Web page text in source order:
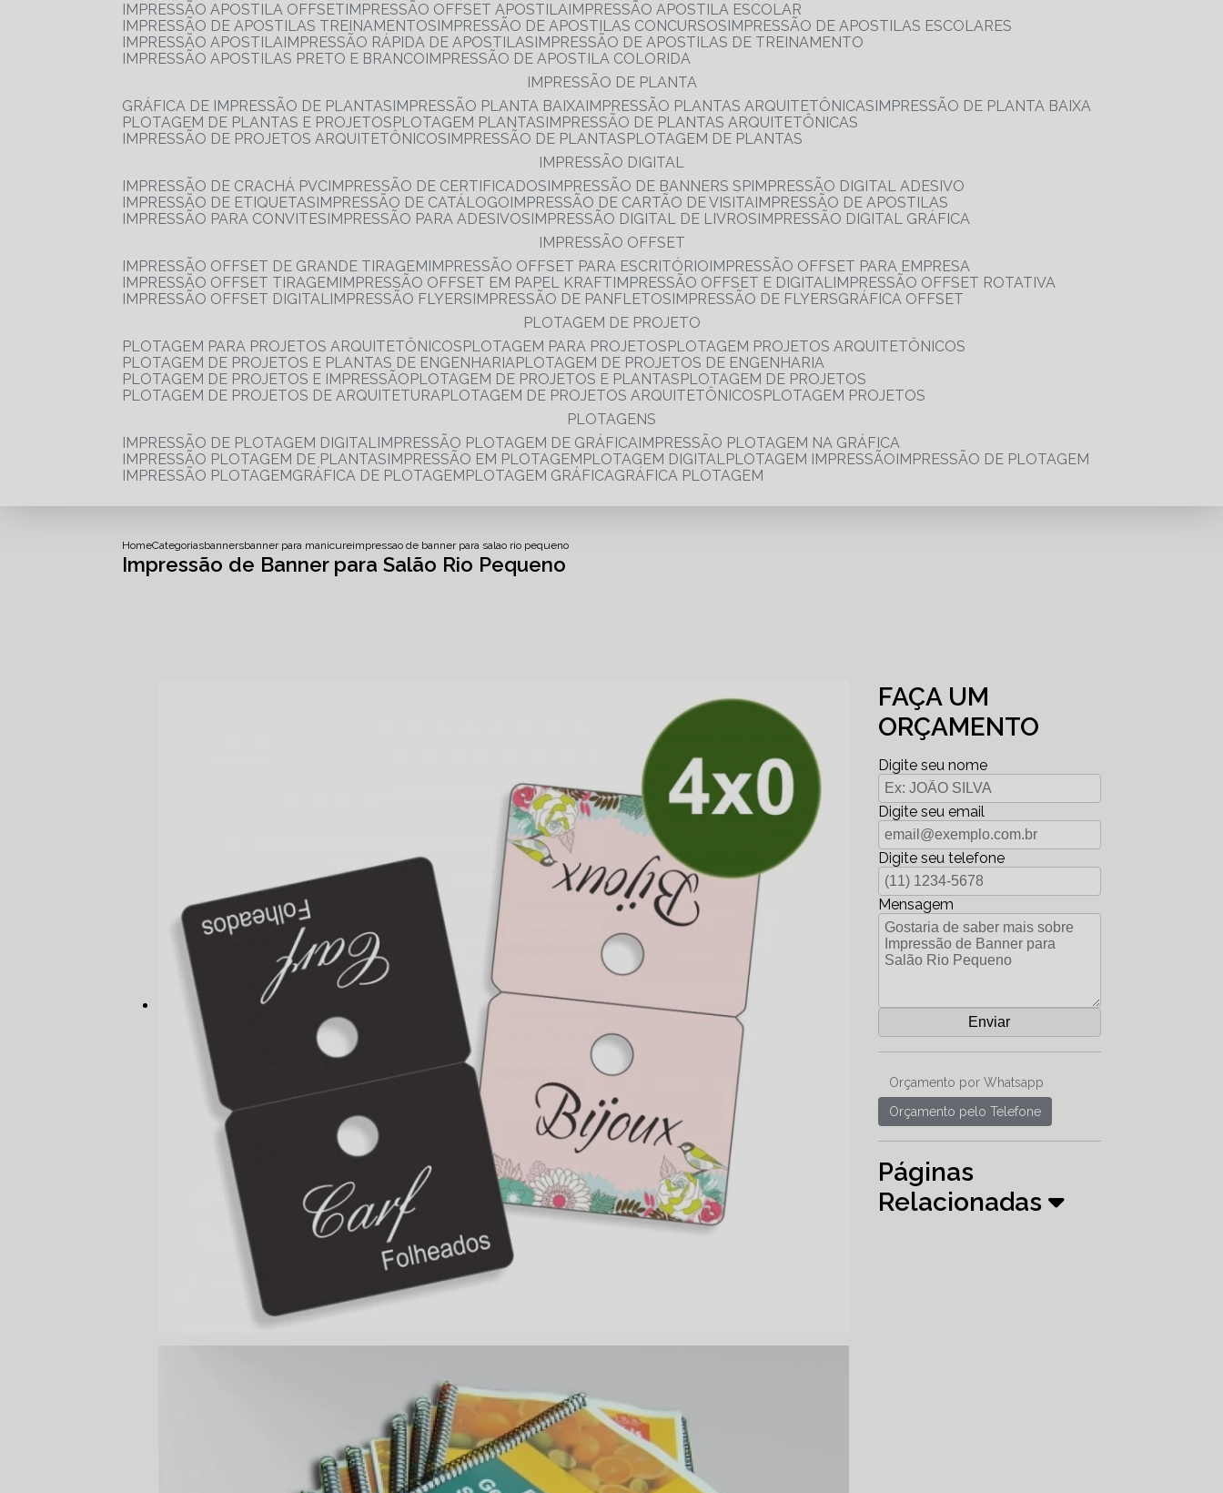
IMPRESSÃO APOSTILA OFFSET IMPRESSÃO OFFSET APOSTILA IMPRESSÃO APOSTILA ESCOLAR
IMPRESSÃO DE APOSTILAS TREINAMENTOS IMPRESSÃO DE APOSTILAS CONCURSOS IMPRESSÃO DE APOSTILAS ESCOLARES
IMPRESSÃO APOSTILA IMPRESSÃO RÁPIDA DE APOSTILAS IMPRESSÃO DE APOSTILAS DE TREINAMENTO
IMPRESSÃO APOSTILAS PRETO E BRANCO IMPRESSÃO DE APOSTILA COLORIDA
IMPRESSÃO DE PLANTA
GRÁFICA DE IMPRESSÃO DE PLANTAS IMPRESSÃO PLANTA BAIXA IMPRESSÃO PLANTAS ARQUITETÔNICAS IMPRESSÃO DE PLANTA BAIXA
PLOTAGEM DE PLANTAS E PROJETOS
PLOTAGEM PLANTAS IMPRESSÃO DE PLANTAS ARQUITETÔNICAS
IMPRESSÃO DE PROJETOS ARQUITETÔNICOS IMPRESSÃO DE PLANTAS
PLOTAGEM DE PLANTAS
IMPRESSÃO DIGITAL
IMPRESSÃO DE CRACHÁ PVC IMPRESSÃO DE CERTIFICADOS IMPRESSÃO DE BANNERS SP IMPRESSÃO DIGITAL ADESIVO
IMPRESSÃO DE ETIQUETAS IMPRESSÃO DE CATÁLOGO IMPRESSÃO DE CARTÃO DE VISITA IMPRESSÃO DE APOSTILAS
IMPRESSÃO PARA CONVITES IMPRESSÃO PARA ADESIVOS IMPRESSÃO DIGITAL DE LIVROS IMPRESSÃO DIGITAL GRÁFICA
IMPRESSÃO OFFSET
IMPRESSÃO OFFSET DE GRANDE TIRAGEM IMPRESSÃO OFFSET PARA ESCRITÓRIO IMPRESSÃO OFFSET PARA EMPRESA
IMPRESSÃO OFFSET TIRAGEM IMPRESSÃO OFFSET EM PAPEL KRAFT IMPRESSÃO OFFSET E DIGITAL IMPRESSÃO OFFSET ROTATIVA
IMPRESSÃO OFFSET DIGITAL IMPRESSÃO FLYERS IMPRESSÃO DE PANFLETOS IMPRESSÃO DE FLYERS
GRÁFICA OFFSET
PLOTAGEM DE PROJETO
PLOTAGEM PARA PROJETOS ARQUITETÔNICOS
PLOTAGEM PARA PROJETOS
PLOTAGEM PROJETOS ARQUITETÔNICOS
PLOTAGEM DE PROJETOS E PLANTAS DE ENGENHARIA
PLOTAGEM DE PROJETOS DE ENGENHARIA
PLOTAGEM DE PROJETOS E IMPRESSÃO
PLOTAGEM DE PROJETOS E PLANTAS
PLOTAGEM DE PROJETOS
PLOTAGEM DE PROJETOS DE ARQUITETURA
PLOTAGEM DE PROJETOS ARQUITETÔNICOS
PLOTAGEM PROJETOS
PLOTAGENS
IMPRESSÃO DE PLOTAGEM DIGITAL IMPRESSÃO PLOTAGEM DE GRÁFICA IMPRESSÃO PLOTAGEM NA GRÁFICA
IMPRESSÃO PLOTAGEM DE PLANTAS IMPRESSÃO EM PLOTAGEM PLOTAGEM DIGITAL PLOTAGEM IMPRESSÃO IMPRESSÃO DE PLOTAGEM
IMPRESSÃO PLOTAGEM
GRÁFICA DE PLOTAGEM PLOTAGEM GRÁFICA GRÁFICA PLOTAGEM
HomeCategoriasbannersbanner para manicureimpressao de banner para salao rio pequeno
Impressão de Banner para Salão Rio Pequeno
FAÇA UM
ORÇAMENTO
Digite seu nome
Digite seu email
Digite seu telefone
Mensagem
Orçamento por Whatsapp
Orçamento pelo Telefone
Páginas
Relacionadas